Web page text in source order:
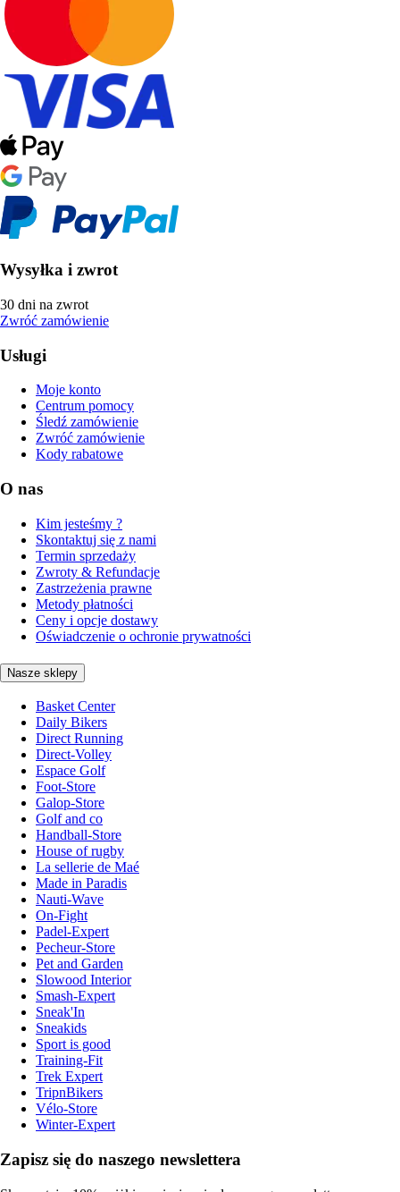
Wysyłka i zwrot
30 dni na zwrot
Zwróć zamówienie
Usługi
Moje konto
Centrum pomocy
Śledź zamówienie
Zwróć zamówienie
Kody rabatowe
O nas
Kim jesteśmy ?
Skontaktuj się z nami
Termin sprzedaży
Zwroty & Refundacje
Zastrzeżenia prawne
Metody płatności
Ceny i opcje dostawy
Oświadczenie o ochronie prywatności
Nasze sklepy
Basket Center
Daily Bikers
Direct Running
Direct-Volley
Espace Golf
Foot-Store
Galop-Store
Golf and co
Handball-Store
House of rugby
La sellerie de Maé
Made in Paradis
Nauti-Wave
On-Fight
Padel-Expert
Pecheur-Store
Pet and Garden
Slowood Interior
Smash-Expert
Sneak'In
Sneakids
Sport is good
Training-Fit
Trek Expert
TripnBikers
Vélo-Store
Winter-Expert
Zapisz się do naszego newslettera